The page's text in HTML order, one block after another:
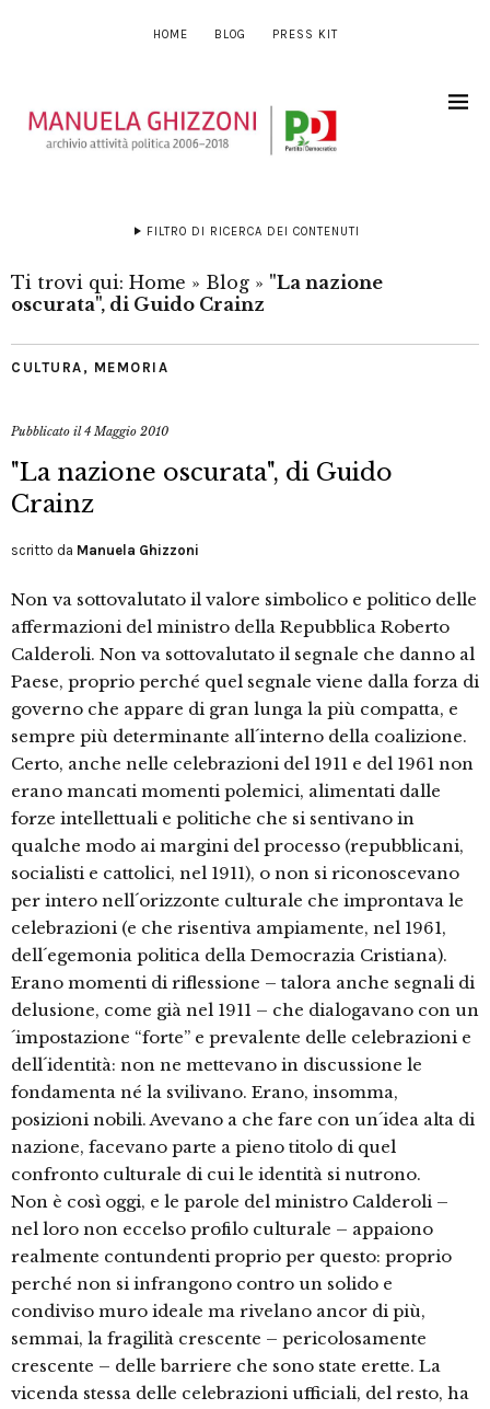
HOME BLOG PRESS KIT
FILTRO DI RICERCA DEI CONTENUTI
Ti trovi qui: Home » Blog » "La nazione
oscurata", di Guido Crainz
CULTURA , MEMORIA
Pubblicato il4 Maggio 2010
"La nazione oscurata", di Guido
Crainz
scritto da Manuela Ghizzoni
Non va sottovalutato il valore simbolico e politico delle
affermazioni del ministro della Repubblica Roberto
Calderoli. Non va sottovalutato il segnale che danno al
Paese, proprio perché quel segnale viene dalla forza di
governo che appare di gran lunga la più compatta, e
sempre più determinante all´interno della coalizione.
Certo, anche nelle celebrazioni del 1911 e del 1961 non
erano mancati momenti polemici, alimentati dalle
forze intellettuali e politiche che si sentivano in
qualche modo ai margini del processo (repubblicani,
socialisti e cattolici, nel 1911), o non si riconoscevano
per intero nell´orizzonte culturale che improntava le
celebrazioni (e che risentiva ampiamente, nel 1961,
dell´egemonia politica della Democrazia Cristiana).
Erano momenti di riflessione – talora anche segnali di
delusione, come già nel 1911 – che dialogavano con un
´impostazione “forte” e prevalente delle celebrazioni e
dell´identità: non ne mettevano in discussione le
fondamenta né la svilivano. Erano, insomma,
posizioni nobili. Avevano a che fare con un´idea alta di
nazione, facevano parte a pieno titolo di quel
confronto culturale di cui le identità si nutrono.
Non è così oggi, e le parole del ministro Calderoli –
nel loro non eccelso profilo culturale – appaiono
realmente contundenti proprio per questo: proprio
perché non si infrangono contro un solido e
condiviso muro ideale ma rivelano ancor di più,
semmai, la fragilità crescente – pericolosamente
crescente – delle barriere che sono state erette. La
vicenda stessa delle celebrazioni ufficiali, del resto, ha